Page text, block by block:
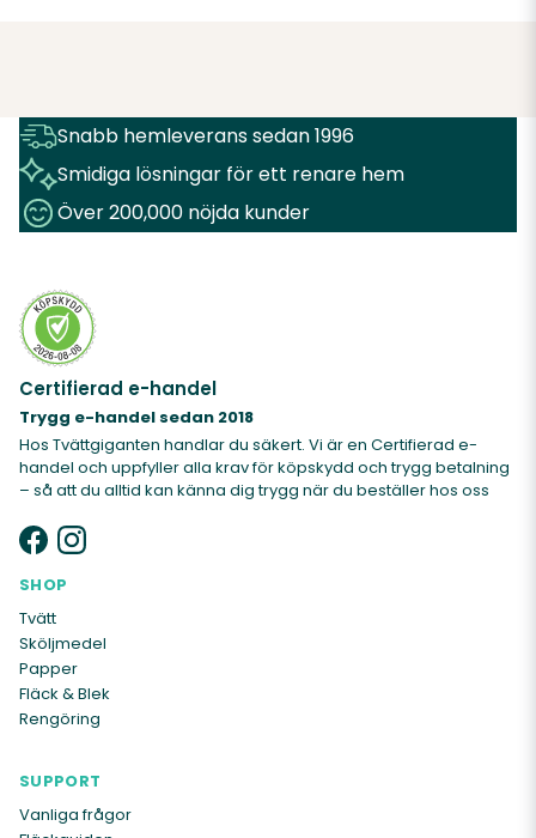
Snabb hemleverans sedan 1996
Smidiga lösningar för ett renare hem
Över 200,000 nöjda kunder
Certifierad e-handel
Trygg e-handel sedan 2018
Hos Tvättgiganten handlar du säkert. Vi är en Certifierad e-
handel och uppfyller alla krav för köpskydd och trygg betalning
– så att du alltid kan känna dig trygg när du beställer hos oss
SHOP
Tvätt
Sköljmedel
Papper
Fläck & Blek
Rengöring
SUPPORT
Vanliga frågor